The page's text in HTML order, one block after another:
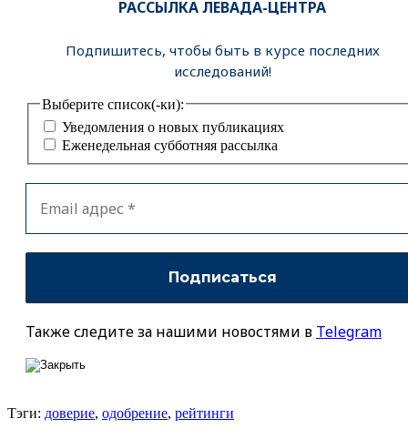
РАССЫЛКА ЛЕВАДА-ЦЕНТРА
Подпишитесь, чтобы быть в курсе последних
исследований!
Выберите список(-ки):
Уведомления о новых публикациях
Еженедельная субботняя рассылка
Также следите за нашими новостями в Telegram
Тэги: доверие, одобрение, рейтинги